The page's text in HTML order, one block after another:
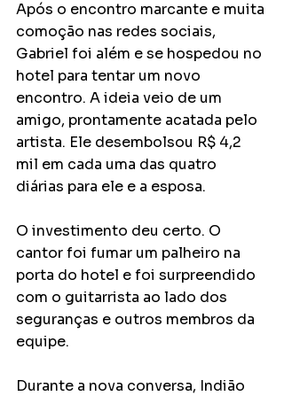
Após o encontro marcante e muita
comoção nas redes sociais,
Gabriel foi além e se hospedou no
hotel para tentar um novo
encontro. A ideia veio de um
amigo, prontamente acatada pelo
artista. Ele desembolsou R$ 4,2
mil em cada uma das quatro
diárias para ele e a esposa.
O investimento deu certo. O
cantor foi fumar um palheiro na
porta do hotel e foi surpreendido
com o guitarrista ao lado dos
seguranças e outros membros da
equipe.
Durante a nova conversa, Indião